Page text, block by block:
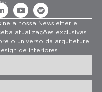
a nossa Newsletter e
atualizações exclusivas
o universo da arquiteture
de interiores